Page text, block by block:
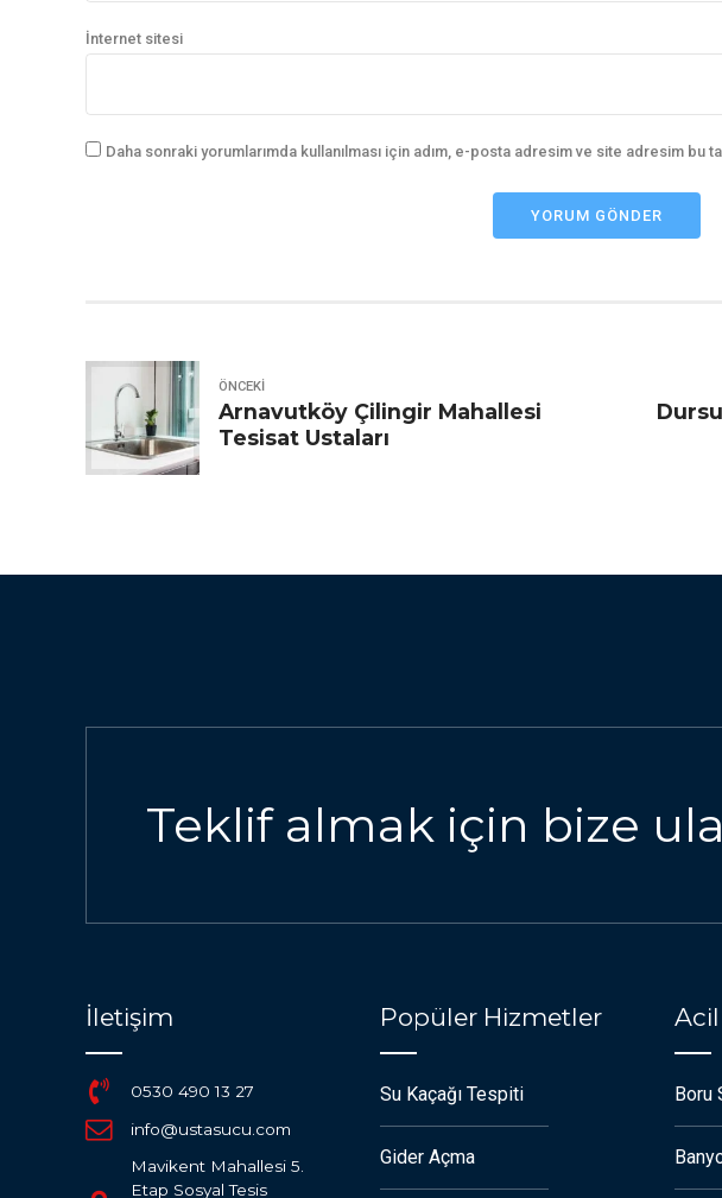
İnternet sitesi
Daha sonraki yorumlarımda kullanılması için adım, e-posta adresim ve site adresim bu
YORUM GÖNDER
ÖNCEKI
Arnavutköy Çilingir Mahallesi
Tesisat Ustaları
Teklif almak için bize
İletişim
0530 490 13 27
info@ustasucu.com
Mavikent Mahallesi 5.
Etap Sosyal Tesis
Popüler Hizmetler
Su Kaçağı Tespiti
Gider Açma
Boru